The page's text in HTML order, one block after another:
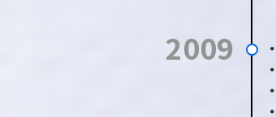
2009 ●
●
●
●